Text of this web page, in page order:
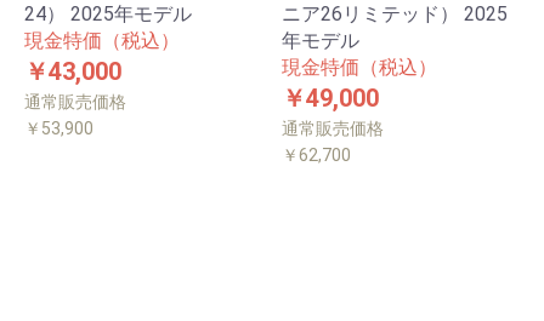
24） 2025年モデル
現金特価（税込）
￥43,000
通常販売価格
￥53,900
ニア26リミテッド） 2025
年モデル
現金特価（税込）
￥49,000
通常販売価格
￥62,700